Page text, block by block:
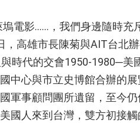
電影……，我們身邊隨時充
，高雄市長陳菊與AIT台北
時代的交會1950-1980─
中心與市立史博館合辦的
軍事顧問團所遺留，至今
國人來到台灣，雙方初接